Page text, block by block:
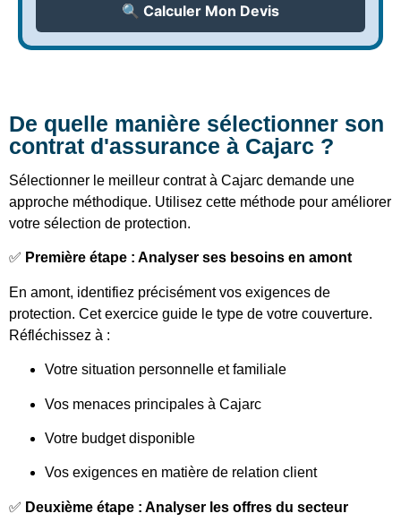
🔍 Calculer Mon Devis
De quelle manière sélectionner son
contrat d'assurance à Cajarc ?
Sélectionner le meilleur contrat à Cajarc demande une
approche méthodique. Utilisez cette méthode pour améliorer
votre sélection de protection.
✅ Première étape : Analyser ses besoins en amont
En amont, identifiez précisément vos exigences de
protection. Cet exercice guide le type de votre couverture.
Réfléchissez à :
Votre situation personnelle et familiale
Vos menaces principales à Cajarc
Votre budget disponible
Vos exigences en matière de relation client
✅ Deuxième étape : Analyser les offres du secteur